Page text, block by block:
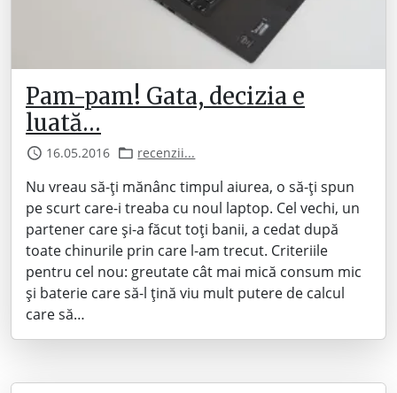
Pam-pam! Gata, decizia e
luată…
16.05.2016 recenzii...
Nu vreau să-ți mănânc timpul aiurea, o să-ți spun
pe scurt care-i treaba cu noul laptop. Cel vechi, un
partener care și-a făcut toți banii, a cedat după
toate chinurile prin care l-am trecut. Criteriile
pentru cel nou: greutate cât mai mică consum mic
și baterie care să-l țină viu mult putere de calcul
care să…